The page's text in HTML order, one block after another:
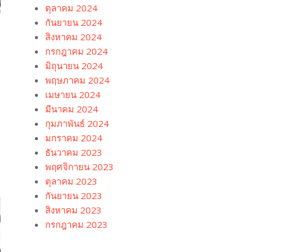
ตุลาคม 2024
กันยายน 2024
สิงหาคม 2024
กรกฎาคม 2024
มิถุนายน 2024
พฤษภาคม 2024
เมษายน 2024
มีนาคม 2024
กุมภาพันธ์ 2024
มกราคม 2024
ธันวาคม 2023
พฤศจิกายน 2023
ตุลาคม 2023
กันยายน 2023
สิงหาคม 2023
กรกฎาคม 2023